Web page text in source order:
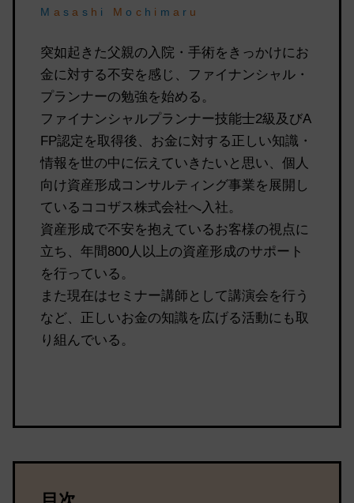
M asa s h i Mo c h i m a r u
突如起きた父親の入院・手術をきっかけにお
金に対する不安を感じ、ファイナンシャル・
プランナーの勉強を始める。
ファイナンシャルプランナー技能士2級及びA
FP認定を取得後、お金に対する正しい知識・
情報を世の中に伝えていきたいと思い、個人
向け資産形成コンサルティング事業を展開し
ているココザス株式会社へ入社。
資産形成で不安を抱えているお客様の視点に
立ち、年間800人以上の資産形成のサポート
を行っている。
また現在はセミナー講師として講演会を行う
など、正しいお金の知識を広げる活動にも取
り組んでいる。